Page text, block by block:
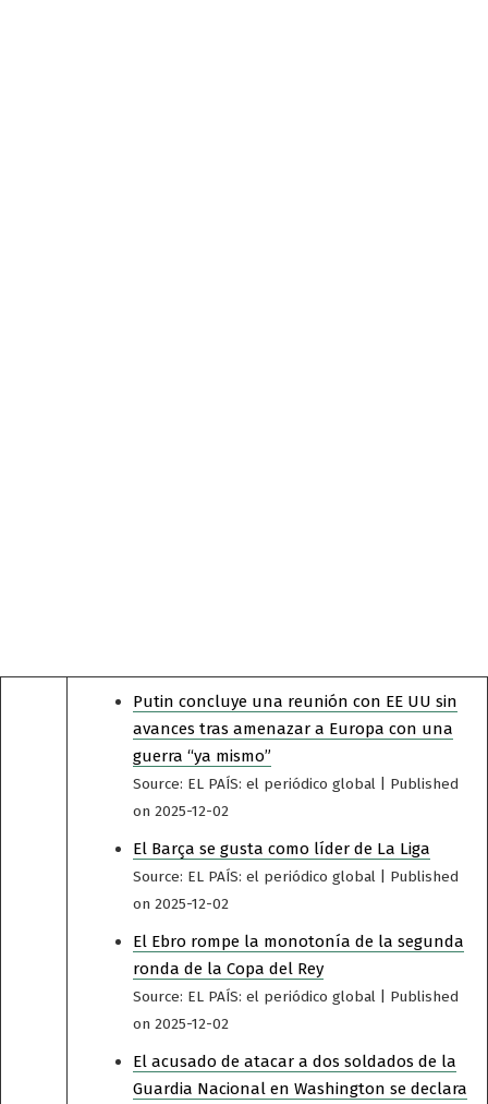
Putin concluye una reunión con EE UU sin
avances tras amenazar a Europa con una
guerra “ya mismo”
Source: EL PAÍS: el periódico global
Published
on 2025-12-02
El Barça se gusta como líder de La Liga
Source: EL PAÍS: el periódico global
Published
on 2025-12-02
El Ebro rompe la monotonía de la segunda
ronda de la Copa del Rey
Source: EL PAÍS: el periódico global
Published
on 2025-12-02
El acusado de atacar a dos soldados de la
Guardia Nacional en Washington se declara